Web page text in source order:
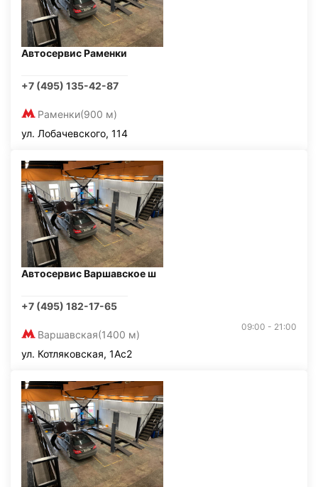
Автосервис Раменки
+7 (495) 135-42-87
Раменки(900 м)
ул. Лобачевского, 114
Автосервис Варшавское ш
+7 (495) 182-17-65
Варшавская(1400 м)
09:00 - 21:00
ул. Котляковская, 1Ас2